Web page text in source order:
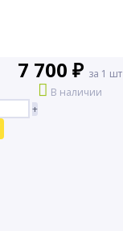
7 700 ₽ за 1 шт
В наличии
+